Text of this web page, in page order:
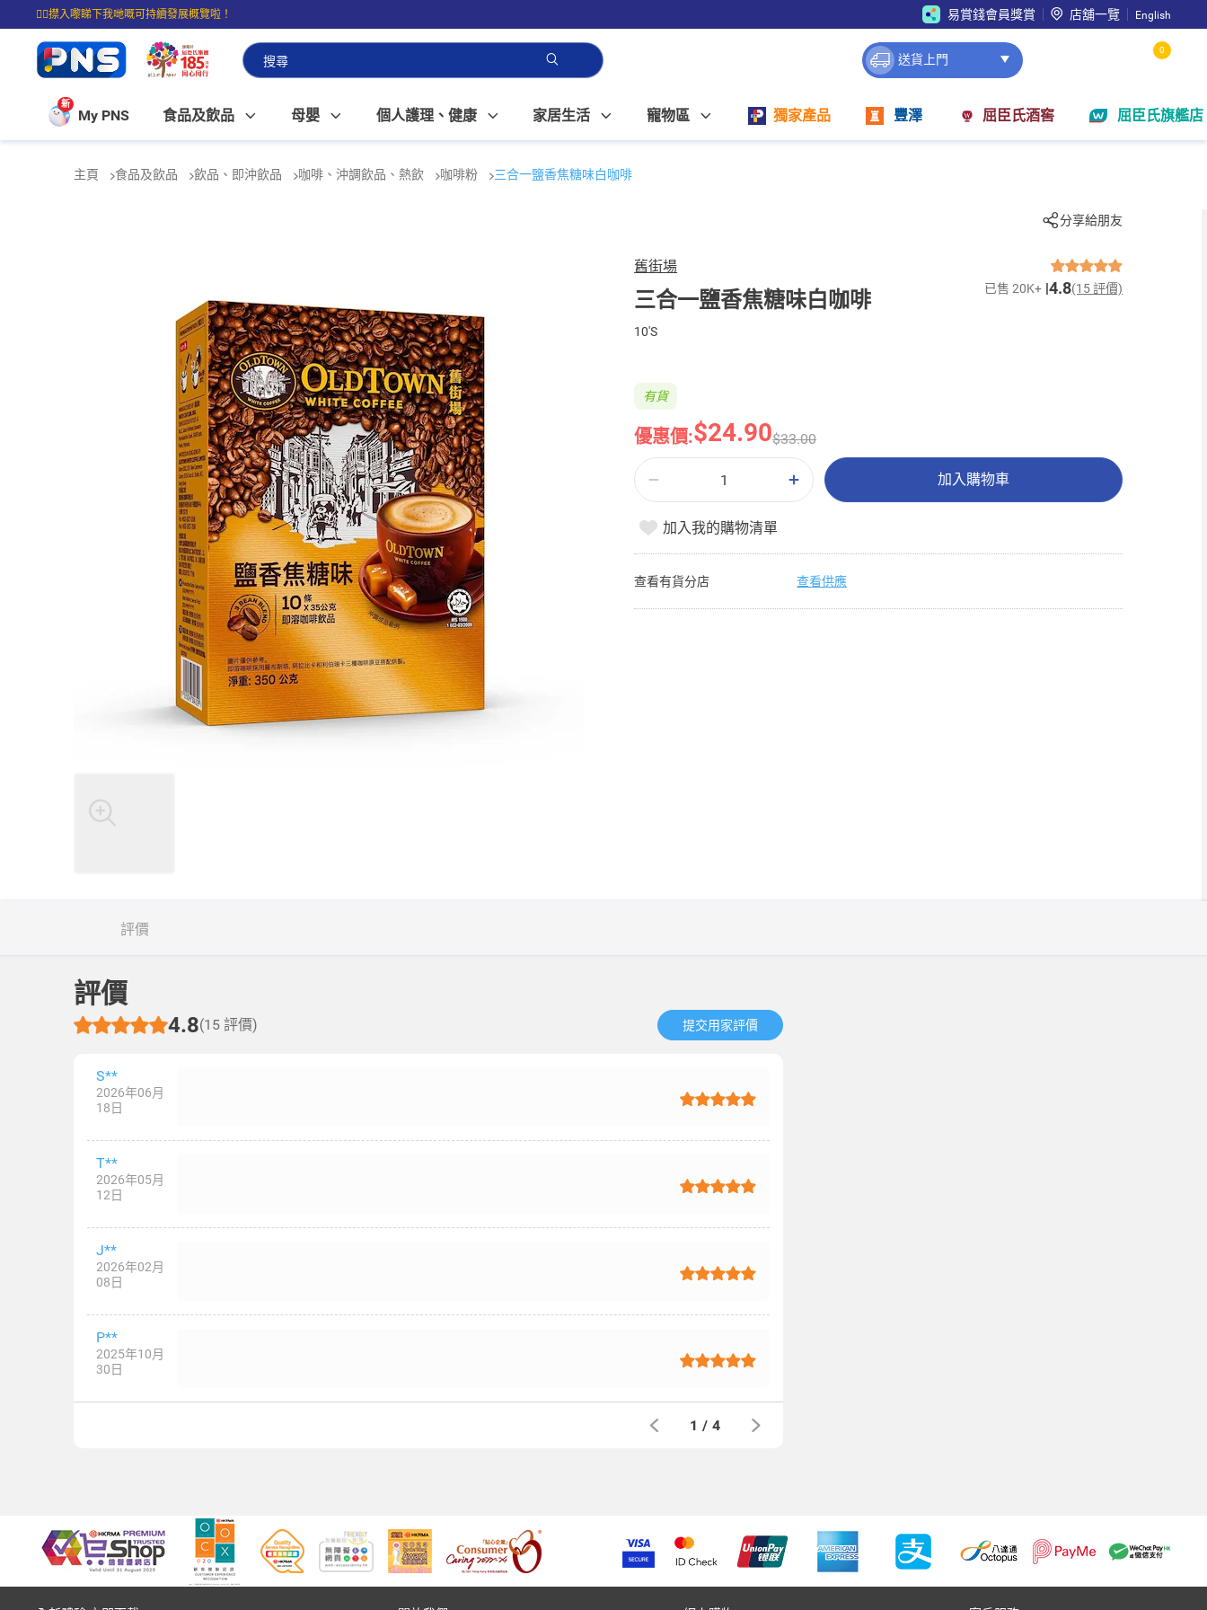
☝🏼㩒入嚟睇下我哋嘅可持續發展概覽啦！
⭐購物滿$399即享免費送貨；滿$100即可免費店取。
易賞錢會員獎賞 店舖一覽 English
送貨上門
0
新
My PNS 食品及飲品 母嬰 個人護理、健康 家居生活 寵物區 獨家產品 豐澤 屈臣氏酒窖 屈臣氏旗艦店
主頁 食品及飲品 飲品、即沖飲品 咖啡、沖調飲品、熱飲 咖啡粉 三合一鹽香焦糖味白咖啡
分享給朋友
舊街場
三合一鹽香焦糖味白咖啡 已售 20K+ 4.8(15 評價)
10'S
優惠價:$24.90$33.00
有貨
加入購物車
加入我的購物清單
查看有貨分店 查看供應
評價
評價
4.8(15 評價) 提交用家評價​
S**
2026年06月
18日
T**
2026年05月
12日
J**
2026年02月
08日
P**
2025年10月
30日
1 / 4